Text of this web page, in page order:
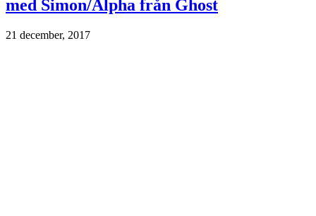
med Simon/Alpha från Ghost
21 december, 2017